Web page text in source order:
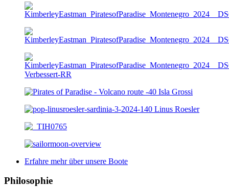
Erfahre mehr über unsere Boote
Philosophie